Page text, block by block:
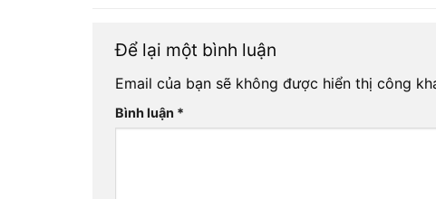
Để lại một bình luận
Email của bạn sẽ không được hiển thị công
Bình luận *